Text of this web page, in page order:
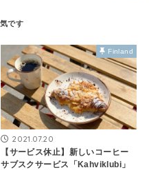
Finland
2021.07.20
【サービス休止】新しいコーヒー
サブスクサービス「Kahviklubi」